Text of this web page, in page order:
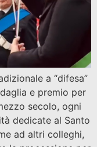
a “difesa”
e premio per
secolo, ogni
dedicate al Santo
ad altri colleghi,